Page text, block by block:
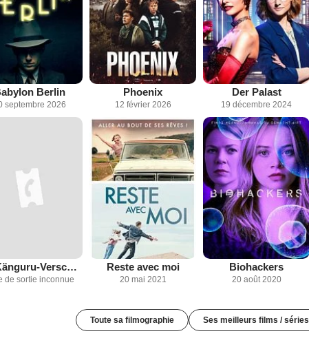
Berlin
septembre 2026
Phoenix
12 février 2026
Der Palast
19 décembre 2024
Die Känguru-Verschwörung
de sortie inconnue
Reste avec moi
20 mai 2021
Biohackers
20 août 2020
Toute sa filmographie Ses meilleurs films / séries